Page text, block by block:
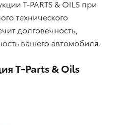
T-PARTS & OILS при
технического
долговечность,
вашего автомобиля.
T-Parts & Oils